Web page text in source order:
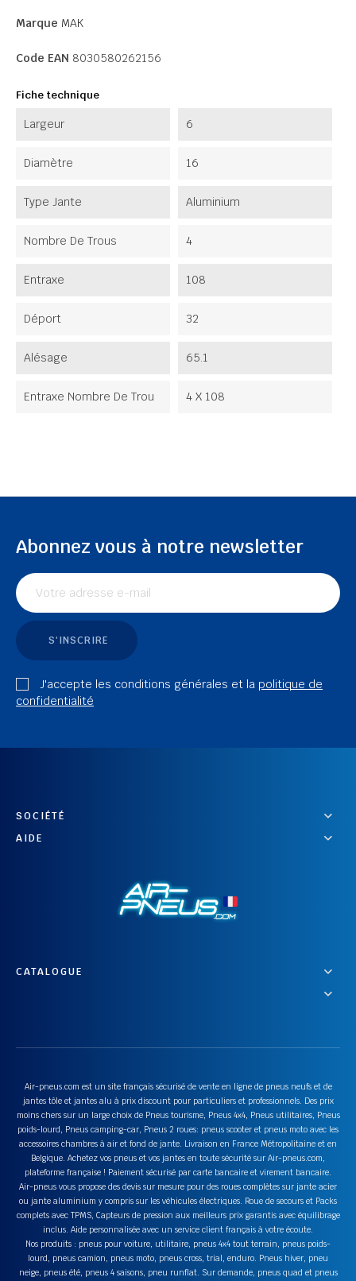
Marque MAK
Code EAN 8030580262156
Fiche technique
Largeur 6
Diamètre 16
Type Jante Aluminium
Nombre De Trous 4
Entraxe 108
Déport 32
Alésage 65.1
Entraxe Nombre De Trou 4 X 108
Abonnez vous à notre newsletter
S'INSCRIRE
J'accepte les conditions générales et la politique de
confidentialité
SOCIÉTÉ
AIDE
CATALOGUE
Air-pneus.com est un site français sécurisé de vente en ligne de pneus neufs et de
jantes tôle et jantes alu à prix discount pour particuliers et professionnels. Des prix
moins chers sur un large choix de Pneus tourisme, Pneus 4x4, Pneus utilitaires, Pneus
poids-lourd, Pneus camping-car, Pneus 2 roues: pneus scooter et pneus moto avec les
accessoires chambres à air et fond de jante. Livraison en France Métropolitaine et en
Belgique. Achetez vos pneus et vos jantes en toute sécurité sur Air-pneus.com,
plateforme française ! Paiement sécurisé par carte bancaire et virement bancaire.
Air-pneus vous propose des devis sur mesure pour des roues complètes sur jante acier
ou jante aluminium y compris sur les véhicules électriques. Roue de secours et Packs
complets avec TPMS, Capteurs de pression aux meilleurs prix garantis avec équilibrage
inclus. Aide personnalisée avec un service client français à votre écoute.
Nos produits : pneus pour voiture, utilitaire, pneus 4x4 tout terrain, pneus poids-
lourd, pneus camion, pneus moto, pneus cross, trial, enduro. Pneus hiver, pneu
neige, pneus été, pneus 4 saisons, pneu runflat. Sur demande, pneus quad et pneus